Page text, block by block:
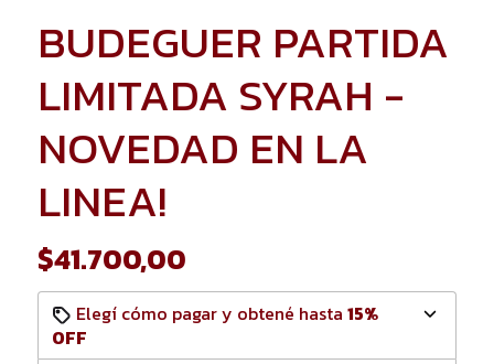
BUDEGUER PARTIDA
LIMITADA SYRAH -
NOVEDAD EN LA
LINEA!
$41.700,00
Elegí cómo pagar y obtené hasta 15%
OFF